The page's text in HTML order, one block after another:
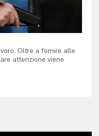
Oltre a fornire alle
attenzione viene